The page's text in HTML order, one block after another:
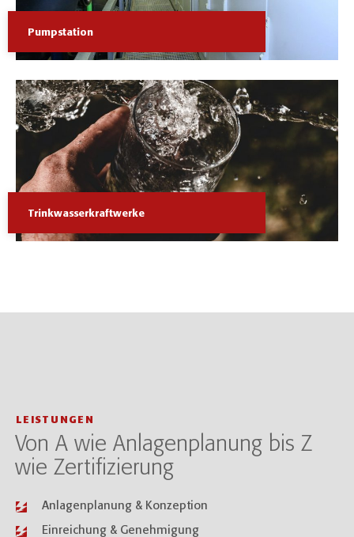
Pumpstation
Trinkwasserkraftwerke
LEISTUNGEN
Von A wie Anlagenplanung bis Z
wie Zertifizierung
Anlagenplanung & Konzeption
Einreichung & Genehmigung